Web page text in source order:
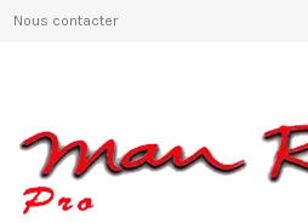
Nous contacter